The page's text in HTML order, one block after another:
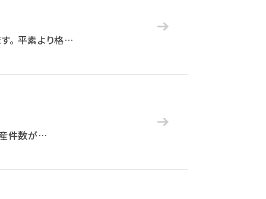
。 平素より格…
産件数が…